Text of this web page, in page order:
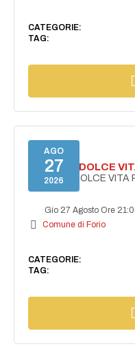
CATEGORIE:
TAG:
AGO
27
2026
FORIO LA DOLCE
FORIO LA DOLCE VITA
Gio 27 Agosto Ore
Comune di Forio
CATEGORIE:
TAG: